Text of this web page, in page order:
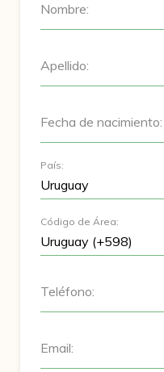
Nombre:
Apellido:
Fecha de nacimiento:
País:
Código de Área:
Teléfono:
Email: